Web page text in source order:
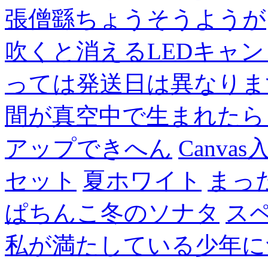
張僧繇ちょうそうようが
吹くと消えるLEDキャ
っては発送日は異なり
間が真空中で生まれた
アップできへん Canvas
セット 夏ホワイト
まっ
ぱちんこ冬のソナタ ス
私が満たしている少年